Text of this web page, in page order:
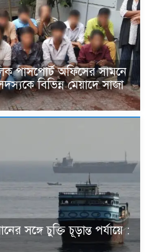
পাসপোর্ট অফিসের সামনে
বিভিন্ন মেয়াদে সাজা
সঙ্গে চুক্তি চূড়ান্ত পর্যায়ে :